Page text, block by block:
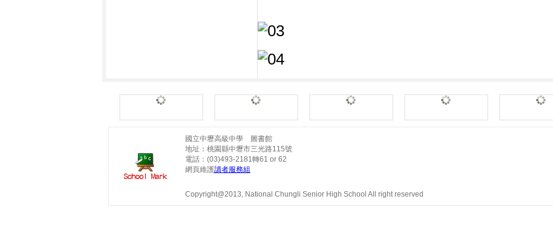
國立中壢高級中學 圖書館
地址：桃園縣中壢市三光路115號
電話：(03)493-2181轉61 or 62
網頁維護讀者服務組
Copyright@2013, National Chungli Senior High School All right reserved